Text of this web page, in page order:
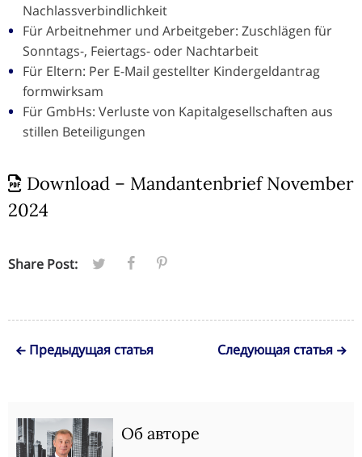
Nachlassverbindlichkeit
Für Arbeitnehmer und Arbeitgeber: Zuschlägen für
Sonntags-, Feiertags- oder Nachtarbeit
Für Eltern: Per E-Mail gestellter Kindergeldantrag
formwirksam
Für GmbHs: Verluste von Kapitalgesellschaften aus
stillen Beteiligungen
Download – Mandantenbrief November
2024
Share Post:
Предыдущая статья Следующая статья
Об авторе